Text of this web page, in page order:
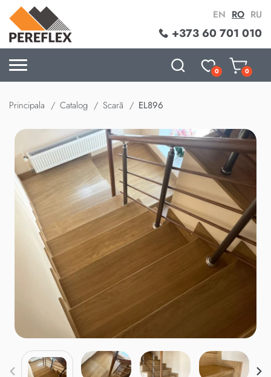
+373 60 701 010
EN RO RU
0 0
Principala Catalog Scară EL896